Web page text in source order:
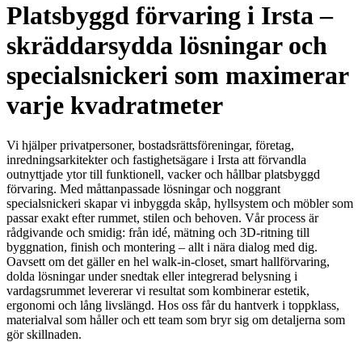
Platsbyggd förvaring i Irsta –
skräddarsydda lösningar och
specialsnickeri som maximerar
varje kvadratmeter
Vi hjälper privatpersoner, bostadsrättsföreningar, företag,
inredningsarkitekter och fastighetsägare i Irsta att förvandla
outnyttjade ytor till funktionell, vacker och hållbar platsbyggd
förvaring. Med måttanpassade lösningar och noggrant
specialsnickeri skapar vi inbyggda skåp, hyllsystem och möbler som
passar exakt efter rummet, stilen och behoven. Vår process är
rådgivande och smidig: från idé, mätning och 3D-ritning till
byggnation, finish och montering – allt i nära dialog med dig.
Oavsett om det gäller en hel walk-in-closet, smart hallförvaring,
dolda lösningar under snedtak eller integrerad belysning i
vardagsrummet levererar vi resultat som kombinerar estetik,
ergonomi och lång livslängd. Hos oss får du hantverk i toppklass,
materialval som håller och ett team som bryr sig om detaljerna som
gör skillnaden.